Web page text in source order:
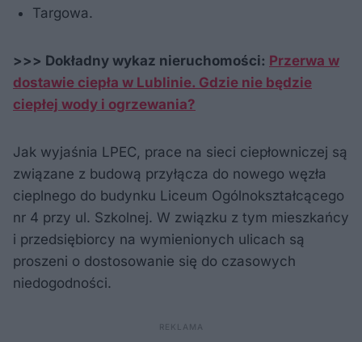
Targowa.
>>> Dokładny wykaz nieruchomości: Przerwa w
dostawie ciepła w Lublinie. Gdzie nie będzie
ciepłej wody i ogrzewania?
Jak wyjaśnia LPEC, prace na sieci ciepłowniczej są
związane z budową przyłącza do nowego węzła
cieplnego do budynku Liceum Ogólnokształcącego
nr 4 przy ul. Szkolnej. W związku z tym mieszkańcy
i przedsiębiorcy na wymienionych ulicach są
proszeni o dostosowanie się do czasowych
niedogodności.